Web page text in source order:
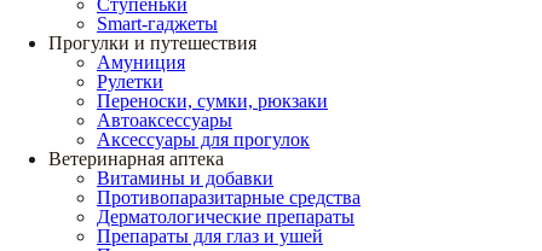
Ступеньки
Smart-гаджеты
Прогулки и путешествия
Амуниция
Рулетки
Переноски, сумки, рюкзаки
Автоаксессуары
Аксессуары для прогулок
Ветеринарная аптека
Витамины и добавки
Противопаразитарные средства
Дерматологические препараты
Препараты для глаз и ушей